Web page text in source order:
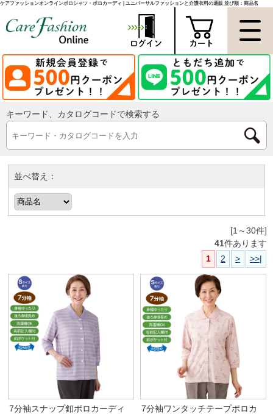
ケアファッションオンラインポロシャツ・ポロカーディ | ユニバーサルファッションと介護衣料の通販 並び順：商品名
キーワード、カタログコードで検索する
並べ替え：
[1～30件]
41件あります
1
2 > >>|
7分袖スナップ釦ポロカーディ
7分袖ワンタッチテープポロカ